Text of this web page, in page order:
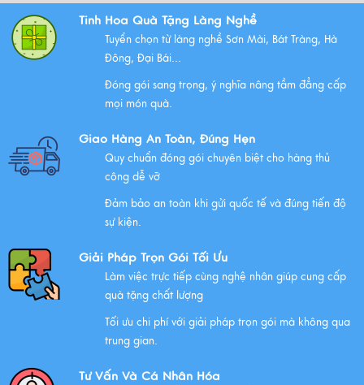
Bộ Tam Sự Là Gì ? Bộ Tam Sự Có Ý Nghĩa Như Thế Nào
Trong Văn Hóa Thờ Cúng?
Xem thêm
Xem thêm
Chúc mừng chị Nguyễn Thị Nhựt Phượng - giám đốc
Xem thêm
Chính Sách Quyền Riêng Tư Tại Mỹ Nghệ Việt
Tinh Hoa Quà Tặng Làng Nghề
Tuyển chọn từ làng nghề Sơn Mài, Bát Tràng, Hà
Đông, Đại Bái...
Đóng gói sang trọng, ý nghĩa nâng tầm đẳng cấp
mọi món quà.
Giao Hàng An Toàn, Đúng Hẹn
Quy chuẩn đóng gói chuyên biệt cho hàng thủ
công dễ vỡ
Đảm bảo an toàn khi gửi quốc tế và đúng tiến độ
sự kiện.
Giải Pháp Trọn Gói Tối Ưu
Làm việc trực tiếp cùng nghệ nhân giúp cung cấp
quà tặng chất lượng
Tối ưu chi phí với giải pháp trọn gói mà không qua
trung gian.
Tư Vấn Và Cá Nhân Hóa